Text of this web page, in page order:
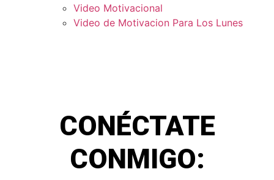
Video Motivacional
Video de Motivacion Para Los Lunes
CONÉCTATE
CONMIGO: